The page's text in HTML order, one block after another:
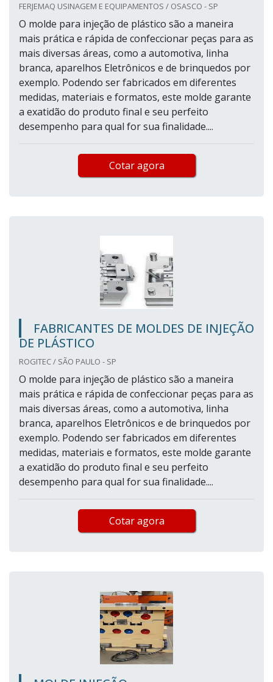
FERJEMAQ USINAGEM E EQUIPAMENTOS / OSASCO - SP
O molde para injeção de plástico são a maneira
mais prática e rápida de confeccionar peças para as
mais diversas áreas, como a automotiva, linha
branca, aparelhos Eletrônicos e de brinquedos por
exemplo. Podendo ser fabricados em diferentes
medidas, materiais e formatos, este molde garante
a exatidão do produto final e seu perfeito
desempenho para qual for sua finalidade....
Cotar agora
FABRICANTES DE MOLDES DE INJEÇÃO
DE PLÁSTICO
ROGITEC / SÃO PAULO - SP
O molde para injeção de plástico são a maneira
mais prática e rápida de confeccionar peças para as
mais diversas áreas, como a automotiva, linha
branca, aparelhos Eletrônicos e de brinquedos por
exemplo. Podendo ser fabricados em diferentes
medidas, materiais e formatos, este molde garante
a exatidão do produto final e seu perfeito
desempenho para qual for sua finalidade....
Cotar agora